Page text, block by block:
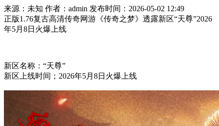
来源：未知 作者：admin 发布时间：2026-05-02 12:49
正版1.76复古高清传奇网游《传奇之梦》透露新区“天尊”2026
年5月8日火爆上线
新区名称：“天尊”
新区上线时间；2026年5月8日火爆上线